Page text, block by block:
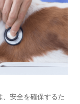
安全を確保するた